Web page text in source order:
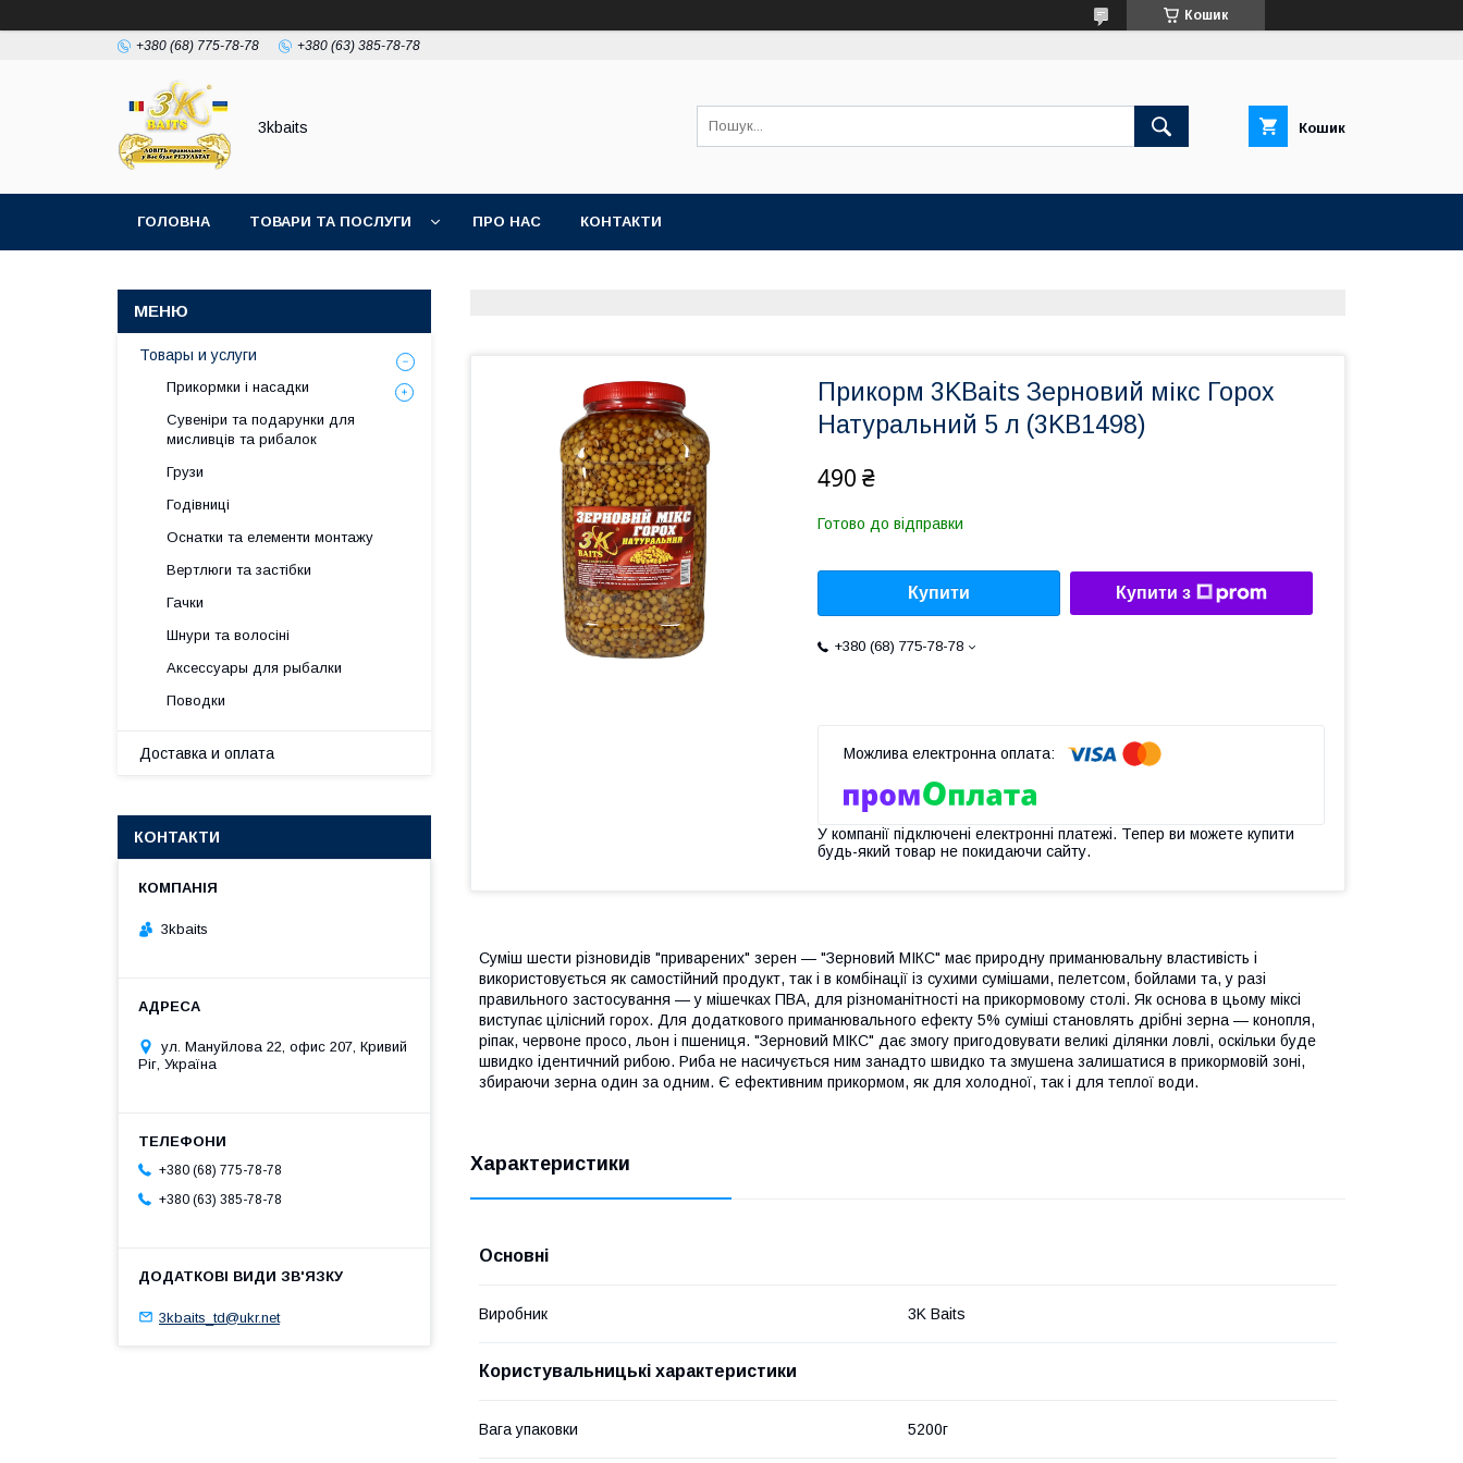
Кошик
+380 (68) 775-78-78 +380 (63) 385-78-78
3kbaits Кошик
ГОЛОВНА ТОВАРИ ТА ПОСЛУГИ ПРО НАС КОНТАКТИ
Прикорм 3KBaits Зерновий мікс Горох
Натуральний 5 л (3KB1498)
490 ₴
Готово до відправки
Купити Купити з
+380 (68) 775-78-78
У компанії підключені електронні платежі. Тепер ви можете купити
будь-який товар не покидаючи сайту.
Суміш шести різновидів "приварених" зерен — "Зерновий МІКС" має природну приманювальну властивість і
використовується як самостійний продукт, так і в комбінації із сухими сумішами, пелетсом, бойлами та, у разі
правильного застосування — у мішечках ПВА, для різноманітності на прикормовому столі. Як основа в цьому міксі
виступає цілісний горох. Для додаткового приманювального ефекту 5% суміші становлять дрібні зерна — конопля,
ріпак, червоне просо, льон і пшениця. "Зерновий МІКС" дає змогу пригодовувати великі ділянки ловлі, оскільки буде
швидко ідентичний рибою. Риба не насичується ним занадто швидко та змушена залишатися в прикормовій зоні,
збираючи зерна один за одним. Є ефективним прикормом, як для холодної, так і для теплої води.
Характеристики
Основні
Виробник 3K Baits
Користувальницькі характеристики
Вага упаковки 5200г
Товары и услуги
Прикормки і насадки
Сувеніри та подарунки для
мисливців та рибалок
Грузи
Годівниці
Оснатки та елементи монтажу
Вертлюги та застібки
Гачки
Шнури та волосіні
Аксессуары для рыбалки
Поводки
Доставка и оплата
КОНТАКТИ
3kbaits
ул. Мануйлова 22, офис 207, Кривий
Ріг, Україна
+380 (68) 775-78-78
+380 (63) 385-78-78
3kbaits_td@ukr.net